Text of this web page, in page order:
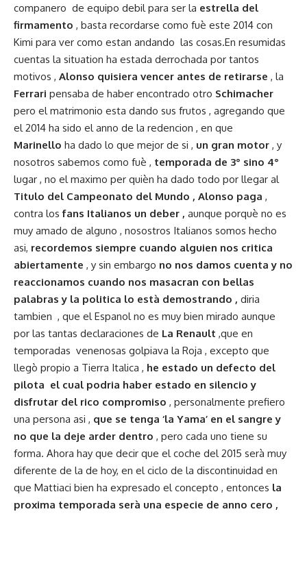
companero de equipo debil para ser la estrella del
firmamento , basta recordarse como fuè este 2014 con
Kimi para ver como estan andando las cosas.En resumidas
cuentas la situation ha estada derrochada por tantos
motivos , Alonso quisiera vencer antes de retirarse , la
Ferrari pensaba de haber encontrado otro Schimacher
pero el matrimonio esta dando sus frutos , agregando que
el 2014 ha sido el anno de la redencion , en que
Marinello ha dado lo que mejor de si , un gran motor , y
nosotros sabemos como fuè , temporada de 3° sino 4°
lugar , no el maximo per quièn ha dado todo por llegar al
Titulo del Campeonato del Mundo , Alonso paga ,
contra losfans Italianos un deber , aunque porquè no es
muy amado de alguno , nosostros Italianos somos hecho
asi, recordemos siempre cuando alguien nos critica
abiertamente , y sin embargo no nos damos cuenta y no
reaccionamos cuando nos masacran con bellas
palabras y la politica lo està demostrando , diria
tambien , que el Espanol no es muy bien mirado aunque
por las tantas declaraciones de La Renault ,que en
temporadas venenosas golpiava la Roja , excepto que
llegò propio a Tierra Italica , he estado un defecto del
pilota el cual podria haber estado en silencio y
disfrutar del rico compromiso , personalmente prefiero
una persona asi , que se tenga ‘la Yama’ en el sangre y
no que la deje arder dentro , pero cada uno tiene su
forma. Ahora hay que decir que el coche del 2015 serà muy
diferente de la de hoy, en el ciclo de la discontinuidad en
que Mattiaci bien ha expresado el concepto , entonces la
proxima temporada serà una especie de anno cero ,